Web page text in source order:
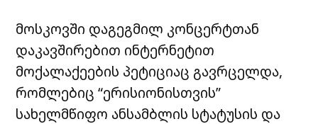
მოსკოვში დაგეგმილ კონცერტთან
დაკავშირებით ინტერნეტით
მოქალაქეების პეტიციაც გავრცელდა,
რომლებიც “ერისიონისთვის”
სახელმწიფო ანსამბლის სტატუსის და